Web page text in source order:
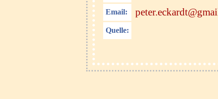
Email:
Quelle: